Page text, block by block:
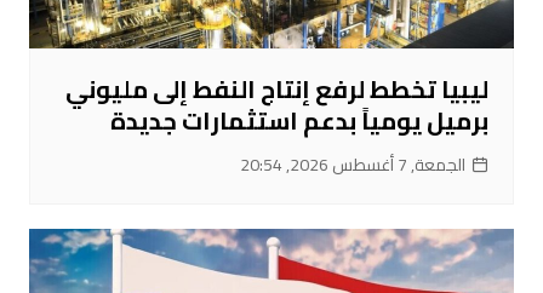
ليبيا تخطط لرفع إنتاج النفط إلى مليوني
برميل يومياً بدعم استثمارات جديدة
الجمعة, 7 أغسطس 2026, 20:54